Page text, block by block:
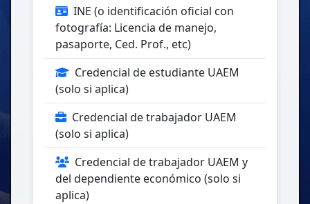
INE (o identificación oficial con
fotografía: Licencia de manejo,
pasaporte, Ced. Prof., etc)
Credencial de estudiante UAEM
(solo si aplica)
Credencial de trabajador UAEM
(solo si aplica)
Credencial de trabajador UAEM y
del dependiente económico (solo si
aplica)